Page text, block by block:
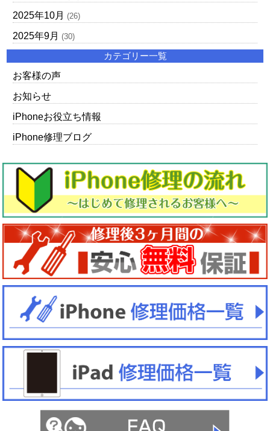
2025年10月 (26)
2025年9月 (30)
カテゴリー一覧
お客様の声
お知らせ
iPhoneお役立ち情報
iPhone修理ブログ